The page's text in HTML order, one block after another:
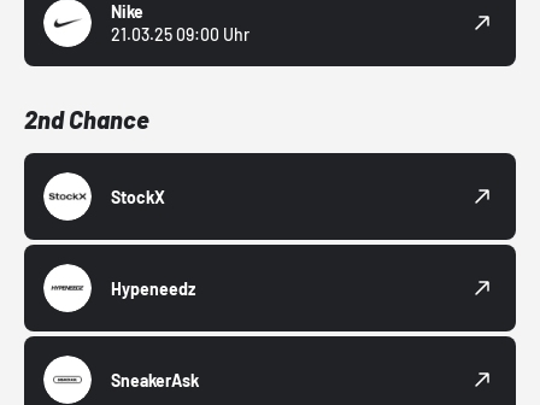
Nike
21.03.25 09:00 Uhr
2nd Chance
StockX
Hypeneedz
SneakerAsk